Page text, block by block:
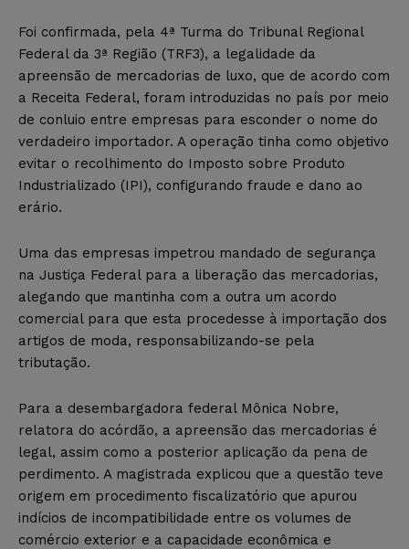
Foi confirmada, pela 4ª Turma do Tribunal Regional
Federal da 3ª Região (TRF3), a legalidade da
apreensão de mercadorias de luxo, que de acordo com
a Receita Federal, foram introduzidas no país por meio
de conluio entre empresas para esconder o nome do
verdadeiro importador. A operação tinha como objetivo
evitar o recolhimento do Imposto sobre Produto
Industrializado (IPI), configurando fraude e dano ao
erário.
Uma das empresas impetrou mandado de segurança
na Justiça Federal para a liberação das mercadorias,
alegando que mantinha com a outra um acordo
comercial para que esta procedesse à importação dos
artigos de moda, responsabilizando-se pela
tributação.
Para a desembargadora federal Mônica Nobre,
relatora do acórdão, a apreensão das mercadorias é
legal, assim como a posterior aplicação da pena de
perdimento. A magistrada explicou que a questão teve
origem em procedimento fiscalizatório que apurou
indícios de incompatibilidade entre os volumes de
comércio exterior e a capacidade econômica e